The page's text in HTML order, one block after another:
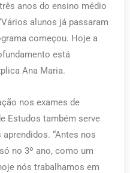
anos do ensino médio
alunos já passaram
começou. Hoje a
está
Ana Maria.
nos exames de
Estudos também serve
“Antes nos
no 3º ano, como um
nós trabalhamos em